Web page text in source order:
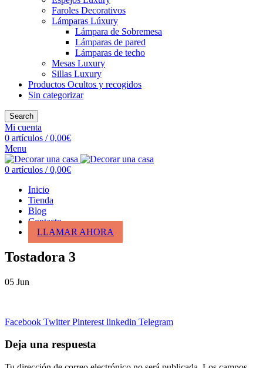
Faroles Decorativos
Lámparas Lúxury
Lámpara de Sobremesa
Lámparas de pared
Lámparas de techo
Mesas Luxury
Sillas Luxury
Productos Ocultos y recogidos
Sin categorizar
Search
Mi cuenta
0 artículos / 0,00€
Menu
0 artículos / 0,00€
Inicio
Tienda
Blog
Contacto
LLAMAR AHORA
Tostadora 3
05 Jun
Facebook Twitter Pinterest linkedin Telegram
Deja una respuesta